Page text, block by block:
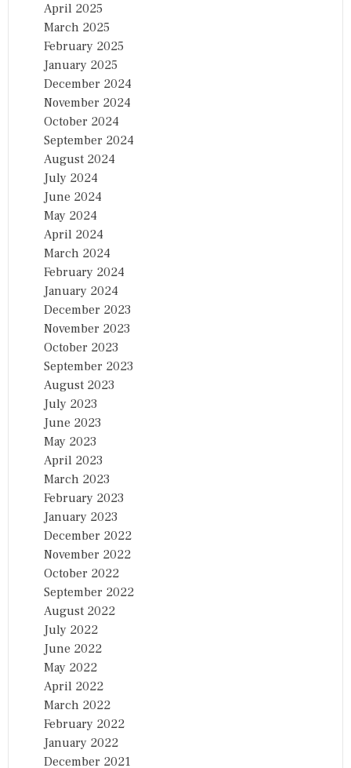
April 2025
March 2025
February 2025
January 2025
December 2024
November 2024
October 2024
September 2024
August 2024
July 2024
June 2024
May 2024
April 2024
March 2024
February 2024
January 2024
December 2023
November 2023
October 2023
September 2023
August 2023
July 2023
June 2023
May 2023
April 2023
March 2023
February 2023
January 2023
December 2022
November 2022
October 2022
September 2022
August 2022
July 2022
June 2022
May 2022
April 2022
March 2022
February 2022
January 2022
December 2021